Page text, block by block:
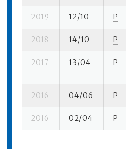
2019 12/10 P
2018 14/10 P
2017 13/04 P
2016 04/06 P
2016 02/04 P